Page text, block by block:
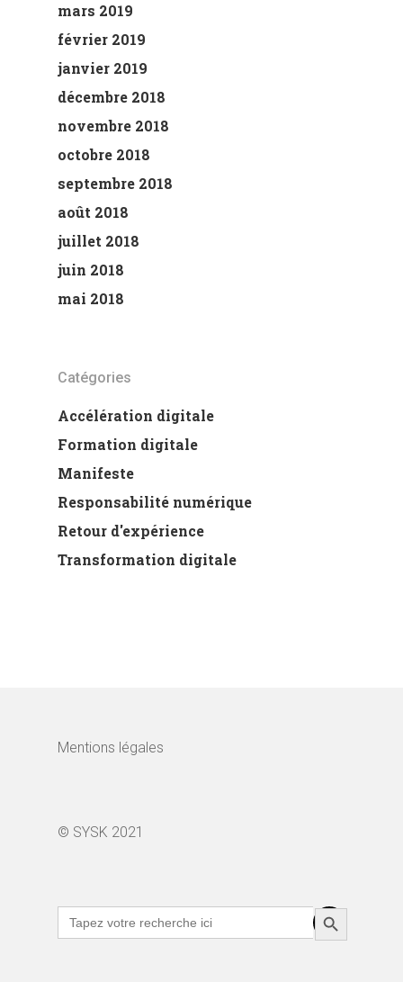
mars 2019
février 2019
janvier 2019
décembre 2018
novembre 2018
octobre 2018
septembre 2018
août 2018
juillet 2018
juin 2018
mai 2018
Catégories
Accélération digitale
Formation digitale
Manifeste
Responsabilité numérique
Retour d'expérience
Transformation digitale
Mentions légales
© SYSK 2021
Search
for:
Search Button